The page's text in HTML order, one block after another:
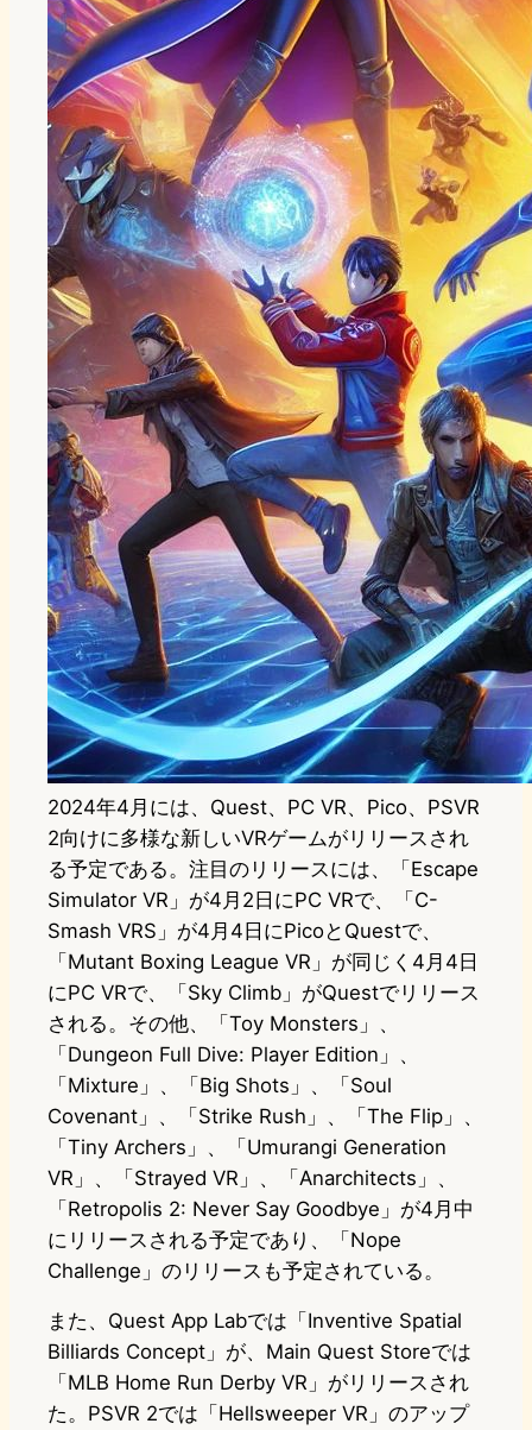
2024年4月には、Quest、PC VR、Pico、PSVR
2向けに多様な新しいVRゲームがリリースされ
る予定である。注目のリリースには、「Escape
Simulator VR」が4月2日にPC VRで、「C-
Smash VRS」が4月4日にPicoとQuestで、
「Mutant Boxing League VR」が同じく4月4日
にPC VRで、「Sky Climb」がQuestでリリース
される。その他、「Toy Monsters」、
「Dungeon Full Dive: Player Edition」、
「Mixture」、「Big Shots」、「Soul
Covenant」、「Strike Rush」、「The Flip」、
「Tiny Archers」、「Umurangi Generation
VR」、「Strayed VR」、「Anarchitects」、
「Retropolis 2: Never Say Goodbye」が4月中
にリリースされる予定であり、「Nope
Challenge」のリリースも予定されている。
また、Quest App Labでは「Inventive Spatial
Billiards Concept」が、Main Quest Storeでは
「MLB Home Run Derby VR」がリリースされ
た。PSVR 2では「Hellsweeper VR」のアップ